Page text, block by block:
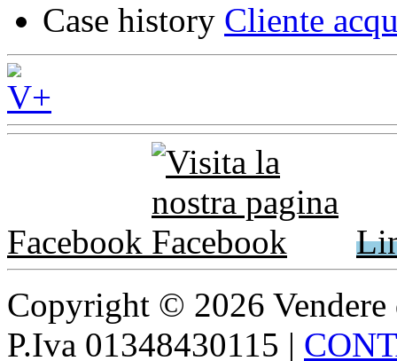
Case history Cliente
Facebook
Copyright © 2026
P.Iva 01348430115 |